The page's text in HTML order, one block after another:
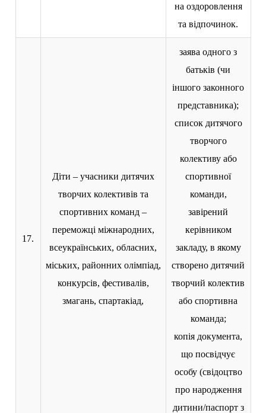
на оздоровлення
та відпочинок.
17.
Діти – учасники дитячих
творчих колективів та
спортивних команд –
переможці міжнародних,
всеукраїнських, обласних,
міських, районних олімпіад,
конкурсів, фестивалів,
змагань, спартакіад,
заява одного з
батьків (чи
іншого законного
представника);
список дитячого
творчого
колективу або
спортивної
команди,
завірений
керівником
закладу, в якому
створено дитячий
творчий колектив
або спортивна
команда;
копія документа,
що посвідчує
особу (свідоцтво
про народження
дитини/паспорт з